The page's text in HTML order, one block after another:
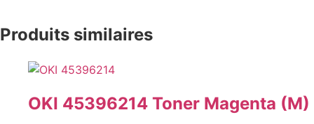
Produits similaires
OKI 45396214 Toner Magenta (M)